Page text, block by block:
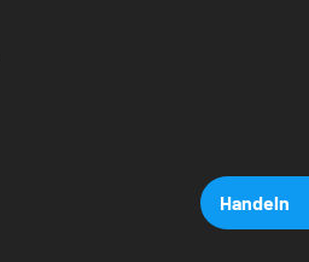
Handeln